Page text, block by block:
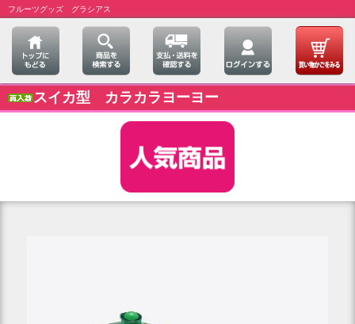
フルーツグッズ グラシアス
スイカ型 カラカラヨーヨー